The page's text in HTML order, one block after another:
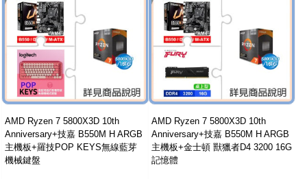
AMD Ryzen 7 5800X3D 10th
Anniversary+技嘉 B550M H ARGB
主機板+羅技POP KEYS無線藍芽
機械鍵盤
AMD Ryzen 7 5800X3D 10th
Anniversary+技嘉 B550M H ARGB
主機板+金士頓 獸獵者D4 3200 16G
記憶體